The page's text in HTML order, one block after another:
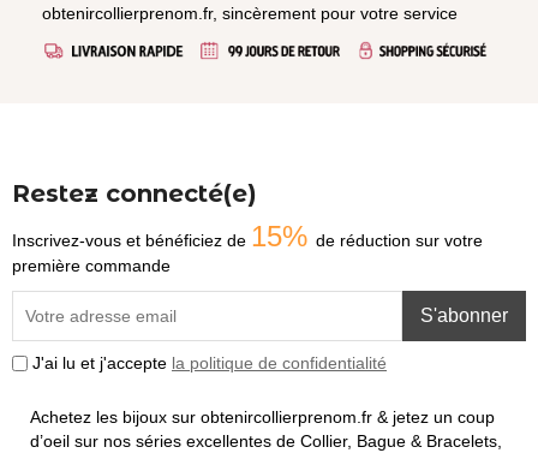
obtenircollierprenom.fr, sincèrement pour votre service
Restez connecté(e)
Inscrivez-vous et bénéficiez de 15% de réduction sur votre
première commande
S'abonner
J'ai lu et j'accepte la politique de confidentialité
Achetez les bijoux sur obtenircollierprenom.fr & jetez un coup
d’oeil sur nos séries excellentes de Collier, Bague & Bracelets,